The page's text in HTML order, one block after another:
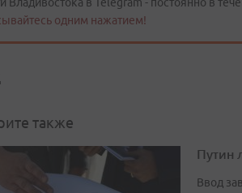
одним нажатием!
также
Путин
Ввод